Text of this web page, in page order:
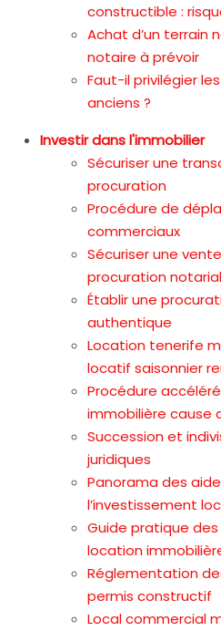
constructible :
Achat d’un terrain
notaire à prévoir
Faut-il privilégier
anciens ?
Investir dans l'immobilier
Sécuriser une
procuration
Procédure de
commerciaux
Sécuriser une
procuration
Établir une
authentique
Location tenerife
locatif saisonnier
Procédure
immobilière cause
Succession et
juridiques
Panorama des
l’investissement
Guide pratique
location
Réglementation
permis constructif
Local commercial